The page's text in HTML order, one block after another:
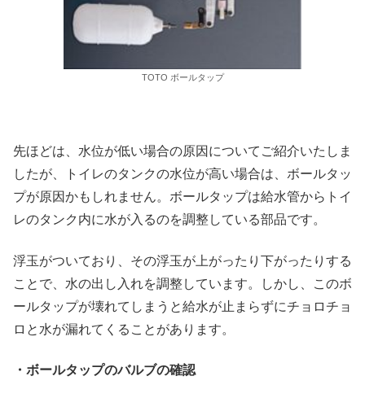
TOTO ボールタップ
先ほどは、水位が低い場合の原因についてご紹介いたしま
したが、トイレのタンクの水位が高い場合は、ボールタッ
プが原因かもしれません。ボールタップは給水管からトイ
レのタンク内に水が入るのを調整している部品です。
浮玉がついており、その浮玉が上がったり下がったりする
ことで、水の出し入れを調整しています。しかし、このボ
ールタップが壊れてしまうと給水が止まらずにチョロチョ
ロと水が漏れてくることがあります。
・ボールタップのバルブの確認